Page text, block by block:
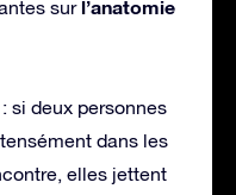
sur l’anatomie
si deux personnes
dans les
elles jettent